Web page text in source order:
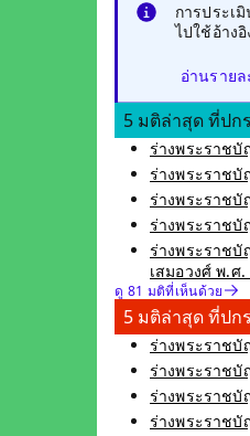
การประเ
ไปใช้อ้างอิ
อ่านรายล
5 มติล่าสุด ที่ป
ร่างพระราช
ร่างพระราช
ร่างพระราช
ร่างพระราช
ร่างพระราช
เสมอวงศ์ พ.ศ
ดู 81 มติที่เห็นด้วย
5 มติล่าสุด ที่ป
ร่างพระราช
ร่างพระราช
ร่างพระราช
ร่างพระราช